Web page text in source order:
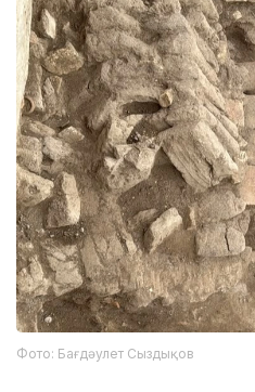
Фото: Бағдәулет Сыздықов